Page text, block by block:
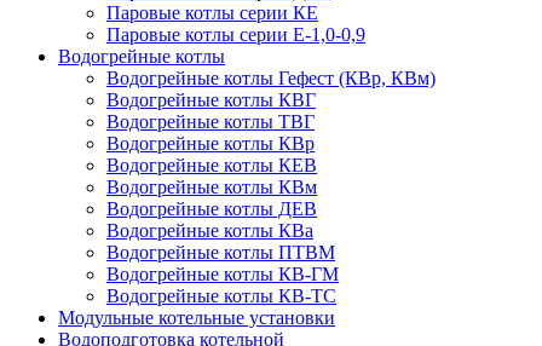
Паровые котлы серии КЕ
Паровые котлы серии Е-1,0-0,9
Водогрейные котлы
Водогрейные котлы Гефест (КВр, КВм)
Водогрейные котлы КВГ
Водогрейные котлы ТВГ
Водогрейные котлы КВр
Водогрейные котлы КЕВ
Водогрейные котлы КВм
Водогрейные котлы ДЕВ
Водогрейные котлы КВа
Водогрейные котлы ПТВМ
Водогрейные котлы КВ-ГМ
Водогрейные котлы КВ-ТС
Модульные котельные установки
Водоподготовка котельной